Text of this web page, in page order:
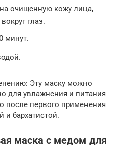
очищенную кожу лица,
глаз.
минут.
Эту маску можно
для увлажнения и питания
после первого применения
и бархатистой.
маска с медом для